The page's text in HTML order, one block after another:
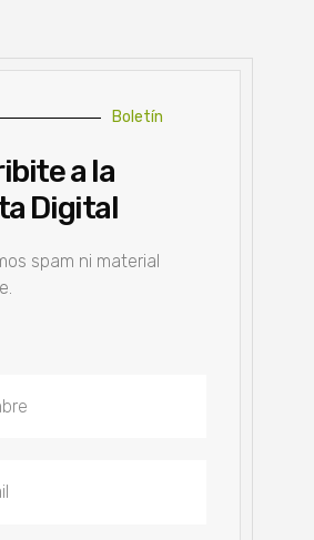
Boletín
a la
Digital
spam ni material